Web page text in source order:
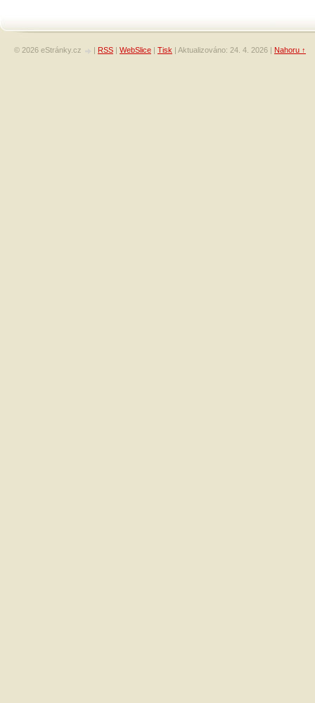
© 2026 eStránky.cz | RSS | WebSlice | Tisk | Aktualizováno: 24. 4. 2026 | Nahoru ↑